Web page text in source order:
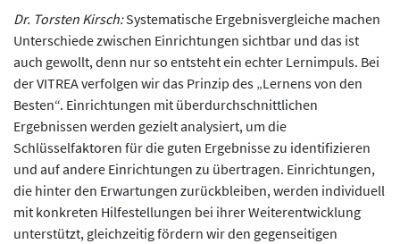
Dr. Torsten Kirsch:Systematische Ergebnisvergleiche machen
Unterschiede zwischen Einrichtungen sichtbar und das ist
auch gewollt, denn nur so entsteht ein echter Lernimpuls. Bei
der VITREA verfolgen wir das Prinzip des „Lernens von den
Besten“. Einrichtungen mit überdurchschnittlichen
Ergebnissen werden gezielt analysiert, um die
Schlüsselfaktoren für die guten Ergebnisse zu identifizieren
und auf andere Einrichtungen zu übertragen. Einrichtungen,
die hinter den Erwartungen zurückbleiben, werden individuell
mit konkreten Hilfestellungen bei ihrer Weiterentwicklung
unterstützt, gleichzeitig fördern wir den gegenseitigen